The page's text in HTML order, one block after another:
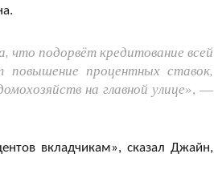
что подорвёт кредитование всей
повышение процентных ставок,
на главной улице», —
вкладчикам», сказал Джайн,